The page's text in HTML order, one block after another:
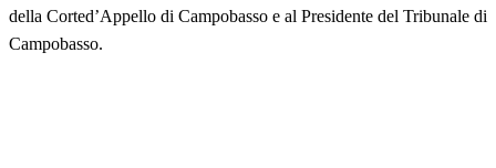
della Corted’Appello di Campobasso e al Presidente del Tribunale di
Campobasso.